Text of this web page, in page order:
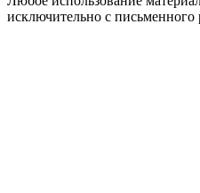
исключительно с письменного